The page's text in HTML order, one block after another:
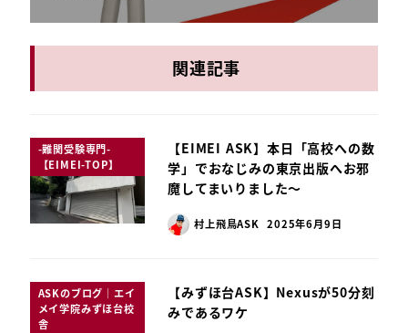
関連記事
-難関受験専門-
【EIMEI-TOP】
【EIMEI ASK】本日「高校への数
学」でおなじみの東京出版へお邪
魔してまいりました～
村上飛鳥ASK 2025年6月9日
ASKのブログ｜エイ
メイ学院みずほ台校
舎
【みずほ台ASK】Nexusが50分刻
みであるワケ